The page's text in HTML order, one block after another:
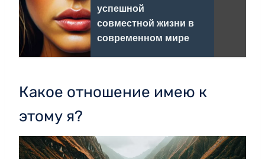
успешной
совместной жизни в
современном мире
Какое отношение имею к
этому я?